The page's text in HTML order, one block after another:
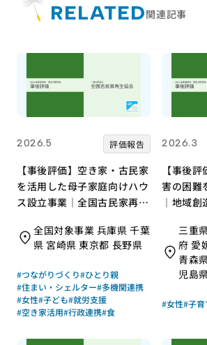
RELATED関連記事
2026.5 評価報告
【事後評価】空き家・古民家
を活用した母子家庭向けハウ
ス設立事業｜全国古民家再生
全国対象事業 兵庫県 千葉
県 宮崎県 東京都 長野県
#つながりづくり#ひとり親
#住まい・シェルター#多機関連携
#女性#子ども#就労支援
#空き家活用#行政連携#食
2026.3
【事後
害の困難
｜地域
三重
府 愛
青森
児島
#女性#子育